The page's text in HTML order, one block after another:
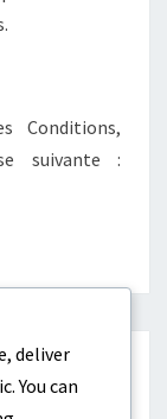
Conditions,
suivante :
deliver
You can